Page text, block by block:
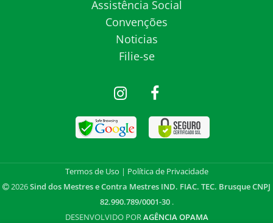
Assistência Social
Convenções
Noticias
Filie-se
Termos de Uso | Política de Privacidade
2026Sind dos Mestres e Contra Mestres IND. FIAC. TEC. Brusque CNPJ
82.990.789/0001-30 .
DESENVOLVIDO PORAGÊNCIA OPAMA